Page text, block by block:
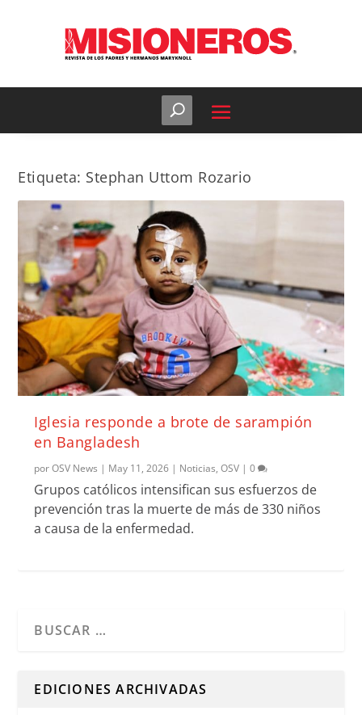
Etiqueta: Stephan Uttom Rozario
Iglesia responde a brote de sarampión
en Bangladesh
porOSV News | May 11, 2026 | Noticias,OSV |0
Grupos católicos intensifican sus esfuerzos de
prevención tras la muerte de más de 330 niños
a causa de la enfermedad.
EDICIONES ARCHIVADAS